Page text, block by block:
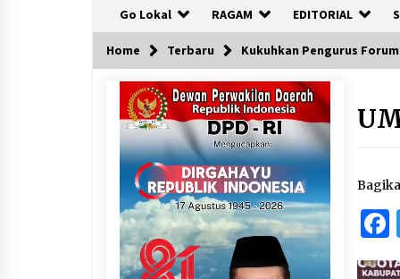
Go Lokal RAGAM EDITORIAL
Home Terbaru Kukuhkan Pengurus